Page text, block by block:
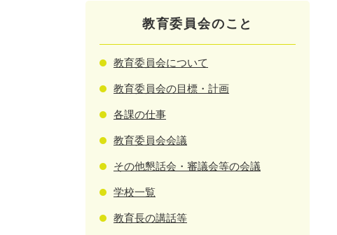
教育委員会のこと
教育委員会について
教育委員会の目標・計画
各課の仕事
教育委員会会議
その他懇話会・審議会等の会議
学校一覧
教育長の講話等